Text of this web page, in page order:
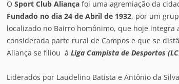
O Sport Club Aliança foi uma agremiação da
Fundado no dia 24 de Abril de 1932, por um
localizado no Bairro homônimo, que hoje integra
considerada parte rural de Campos e que se
Aliança se filiou à Liga Campista de Desportos
Liderados por Laudelino Batista e Antônio da